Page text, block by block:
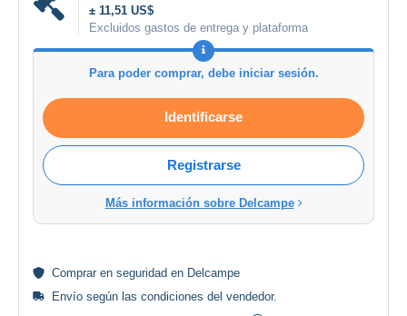
± 11,51 US$
Excluidos gastos de entrega y plataforma
Para poder comprar, debe iniciar sesión.
Identificarse
Registrarse
Más información sobre Delcampe
Comprar en seguridad en Delcampe
Envío según las condiciones del vendedor.